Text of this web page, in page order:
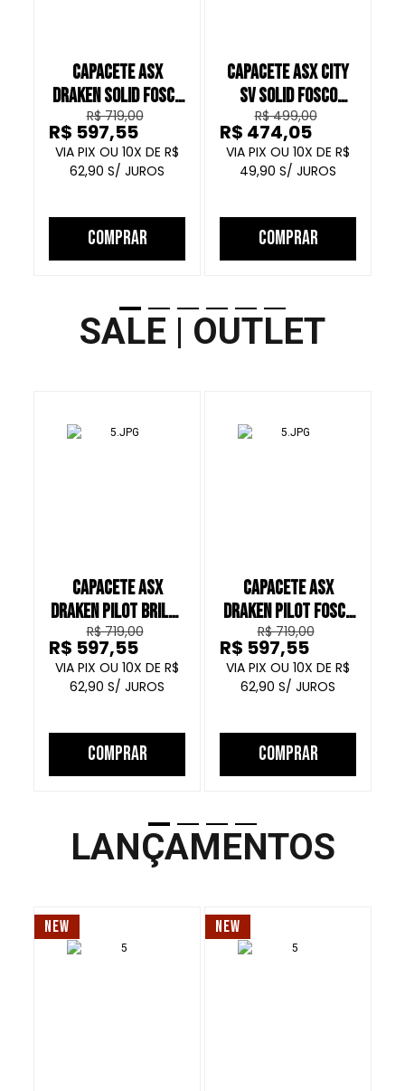
CAPACETE ASX
DRAKEN SOLID FOSCO
PRETO
R$ 719,00
10
R$
62,90
R$ 597,55
COMPRAR
CAPACETE ASX CITY
SV SOLID FOSCO
PRETO GRAFITE
R$ 499,00
10
R$
49,90
R$ 474,05
COMPRAR
SALE | OUTLET
CAPACETE ASX
DRAKEN PILOT BRILHO
PRETO AZUL AMARELO
R$ 719,00
10
R$
62,90
R$ 597,55
COMPRAR
CAPACETE ASX
DRAKEN PILOT FOSCO
PRETO VERMELHO
AMARELO
R$ 719,00
10
R$
62,90
R$ 597,55
COMPRAR
LANÇAMENTOS
NEW NEW